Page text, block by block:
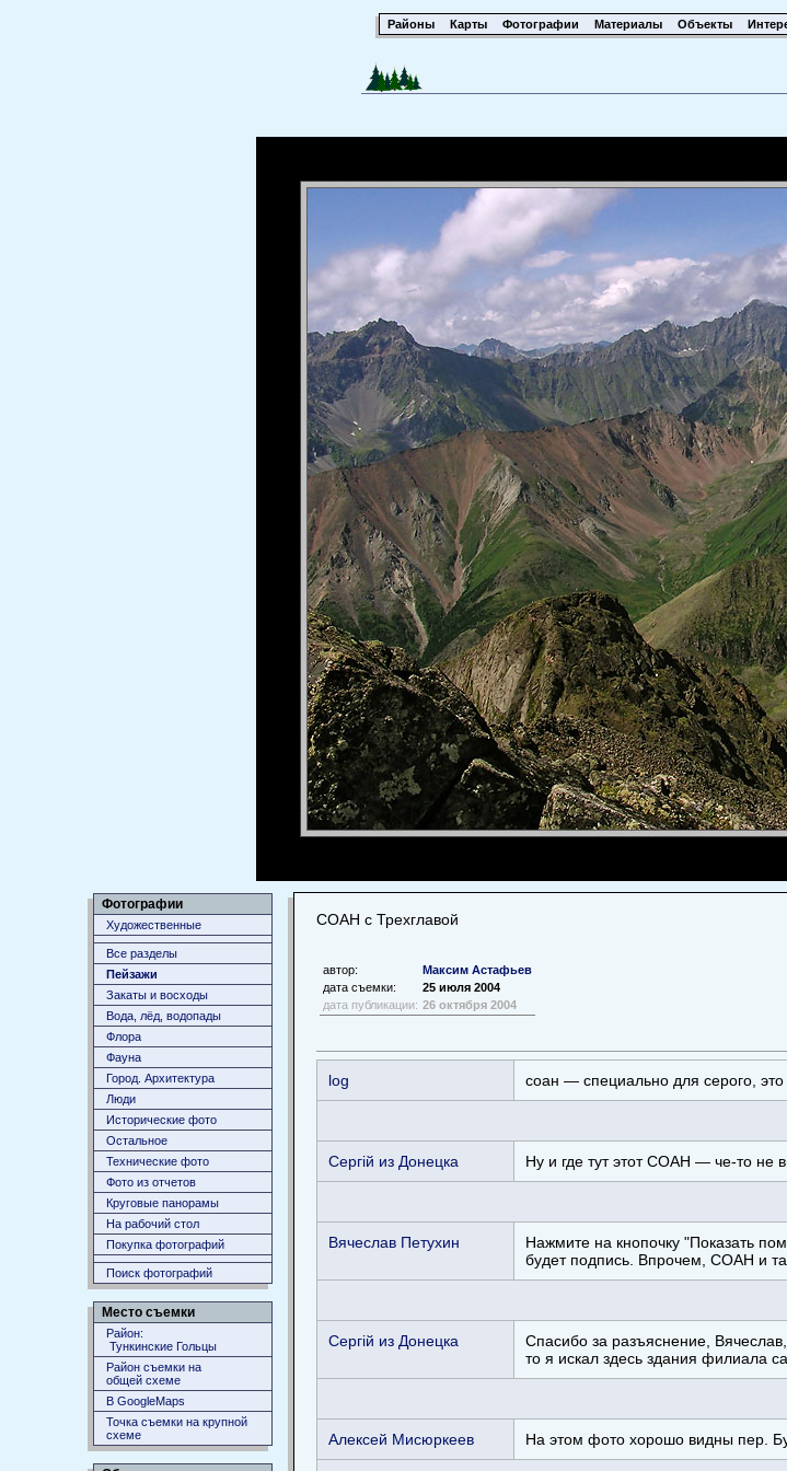
Районы Карты Фотографии Материалы Объекты
Фотографии
Художественные
Все разделы
Пейзажи
Закаты и восходы
Вода, лёд, водопады
Флора
Фауна
Город. Архитектура
Люди
Исторические фото
Остальное
Технические фото
Фото из отчетов
Круговые панорамы
На рабочий стол
Покупка фотографий
Поиск фотографий
Место съемки
Район:
Тункинские Гольцы
Район съемки на
общей схеме
В GoogleMaps
Точка съемки на крупной
схеме
СОАН с Трехглавой
автор:
Максим Астафьев
дата съемки:
25 июля 2004
дата публикации: 26 октября 2004
log соан — специально для серого,
Сергiй из Донецка Ну и где тут этот СОАН — че-то не
Вячеслав Петухин
Нажмите на кнопочку "Показать
будет подпись. Впрочем, СОАН и
Сергiй из Донецка
Спасибо за разъяснение,
то я искал здесь здания филиала
Алексей Мисюркеев На этом фото хорошо видны пер.